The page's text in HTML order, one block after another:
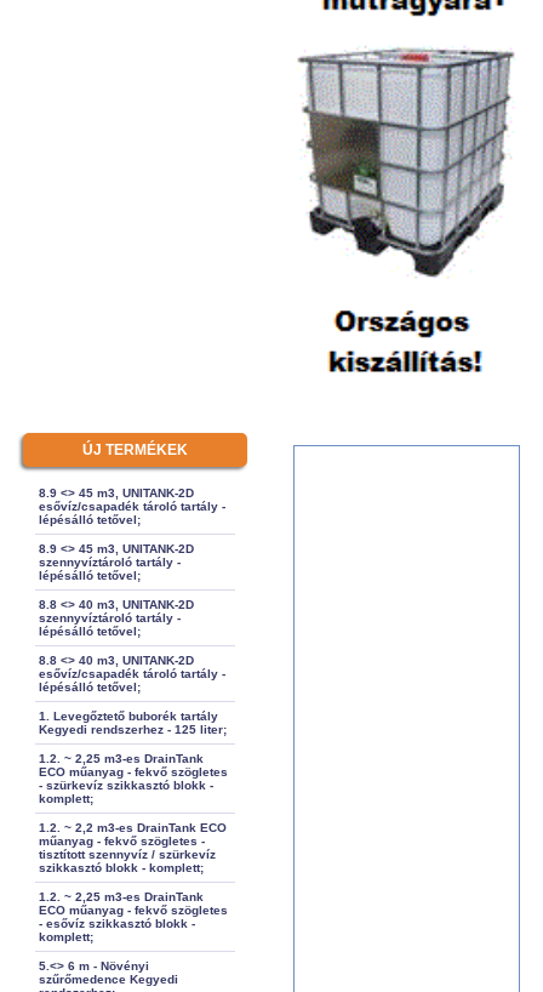
ÚJ TERMÉKEK
8.9 <> 45 m3, UNITANK-2D
esővíz/csapadék tároló tartály -
lépésálló tetővel;
8.9 <> 45 m3, UNITANK-2D
szennyvíztároló tartály -
lépésálló tetővel;
8.8 <> 40 m3, UNITANK-2D
szennyvíztároló tartály -
lépésálló tetővel;
8.8 <> 40 m3, UNITANK-2D
esővíz/csapadék tároló tartály -
lépésálló tetővel;
1. Levegőztető buborék tartály
Kegyedi rendszerhez - 125 liter;
1.2. ~ 2,25 m3-es DrainTank
ECO műanyag - fekvő szögletes
- szürkevíz szikkasztó blokk -
komplett;
1.2. ~ 2,2 m3-es DrainTank ECO
műanyag - fekvő szögletes -
tisztított szennyvíz / szürkevíz
szikkasztó blokk - komplett;
1.2. ~ 2,25 m3-es DrainTank
ECO műanyag - fekvő szögletes
- esővíz szikkasztó blokk -
komplett;
5.<> 6 m - Növényi
szűrőmedence Kegyedi